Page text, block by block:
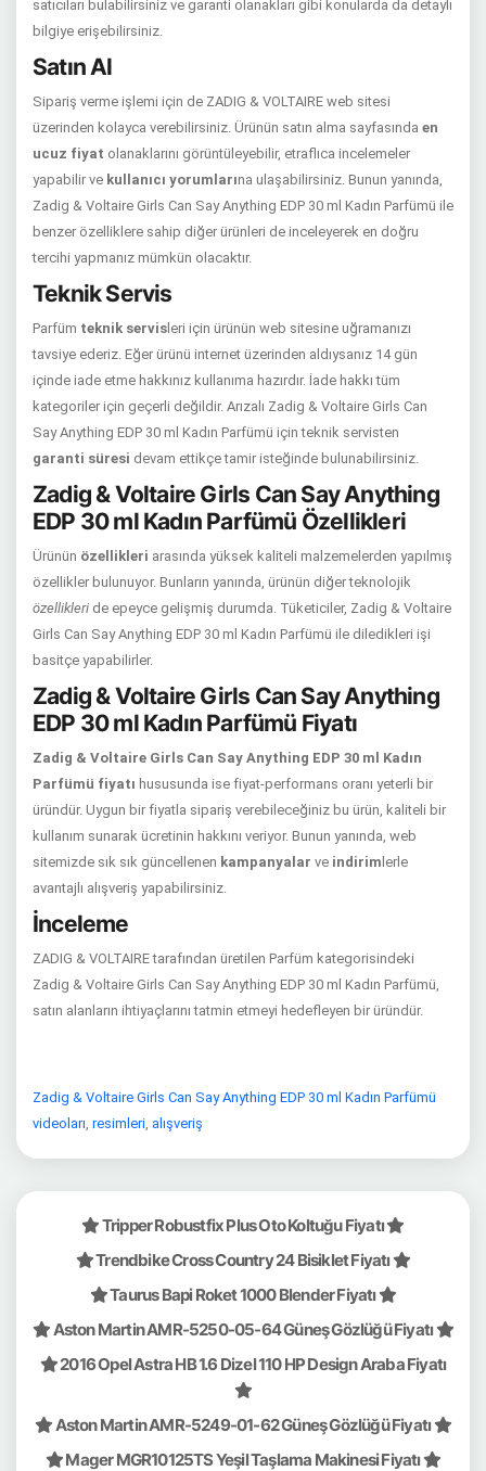
satıcıları bulabilirsiniz ve garanti olanakları gibi konularda da detaylı
bilgiye erişebilirsiniz.
Satın Al
Sipariş verme işlemi için de ZADIG & VOLTAIRE web sitesi
üzerinden kolayca verebilirsiniz. Ürünün satın alma sayfasında en
ucuz fiyat olanaklarını görüntüleyebilir, etraflıca incelemeler
yapabilir ve kullanıcı yorumlarına ulaşabilirsiniz. Bunun yanında,
Zadig & Voltaire Girls Can Say Anything EDP 30 ml Kadın Parfümü ile
benzer özelliklere sahip diğer ürünleri de inceleyerek en doğru
tercihi yapmanız mümkün olacaktır.
Teknik Servis
Parfüm teknik servis leri için ürünün web sitesine uğramanızı
tavsiye ederiz. Eğer ürünü internet üzerinden aldıysanız 14 gün
içinde iade etme hakkınız kullanıma hazırdır. İade hakkı tüm
kategoriler için geçerli değildir. Arızalı Zadig & Voltaire Girls Can
Say Anything EDP 30 ml Kadın Parfümü için teknik servisten
garanti süresi devam ettikçe tamir isteğinde bulunabilirsiniz.
Zadig & Voltaire Girls Can Say Anything
EDP 30 ml Kadın Parfümü Özellikleri
Ürünün özellikleri arasında yüksek kaliteli malzemelerden yapılmış
özellikler bulunuyor. Bunların yanında, ürünün diğer teknolojik
özellikleri de epeyce gelişmiş durumda. Tüketiciler, Zadig & Voltaire
Girls Can Say Anything EDP 30 ml Kadın Parfümü ile diledikleri işi
basitçe yapabilirler.
Zadig & Voltaire Girls Can Say Anything
EDP 30 ml Kadın Parfümü Fiyatı
Zadig & Voltaire Girls Can Say Anything EDP 30 ml Kadın
Parfümü fiyatı hususunda ise fiyat-performans oranı yeterli bir
üründür. Uygun bir fiyatla sipariş verebileceğiniz bu ürün, kaliteli bir
kullanım sunarak ücretinin hakkını veriyor. Bunun yanında, web
sitemizde sık sık güncellenen kampanyalar ve indirim lerle
avantajlı alışveriş yapabilirsiniz.
İnceleme
ZADIG & VOLTAIRE tarafından üretilen Parfüm kategorisindeki
Zadig & Voltaire Girls Can Say Anything EDP 30 ml Kadın Parfümü,
satın alanların ihtiyaçlarını tatmin etmeyi hedefleyen bir üründür.
Zadig & Voltaire Girls Can Say Anything EDP 30 ml Kadın Parfümü
videoları, resimleri, alışveriş
Tripper Robustfix Plus Oto Koltuğu Fiyatı
Trendbike Cross Country 24 Bisiklet Fiyatı
Taurus Bapi Roket 1000 Blender Fiyatı
Aston Martin AMR-5250-05-64 Güneş Gözlüğü Fiyatı
2016 Opel Astra HB 1.6 Dizel 110 HP Design Araba Fiyatı
Aston Martin AMR-5249-01-62 Güneş Gözlüğü Fiyatı
Mager MGR10125TS Yeşil Taşlama Makinesi Fiyatı